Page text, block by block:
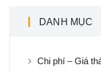
DANH MỤC
Chi phí – Giá